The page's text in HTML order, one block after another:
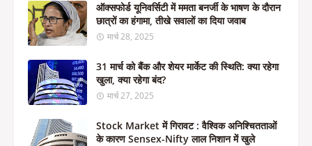
ऑक्सफोर्ड यूनिवर्सिटी में ममता बनर्जी के भाषण के दौरान
छात्रों का हंगामा, तीखे सवालों का दिया जवाब
मार्च 28, 2025
31 मार्च को बैंक और शेयर मार्केट की स्थिति: क्या रहेगा
खुला, क्या रहेगा बंद?
मार्च 27, 2025
Stock Market में गिरावट : वैश्विक अनिश्चितताओं
के कारण Sensex-Nifty लाल निशान में खुले